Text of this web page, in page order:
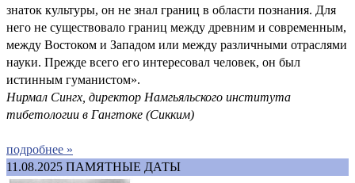
знаток культуры, он не знал границ в области познания. Для
него не существовало границ между древним и современным,
между Востоком и Западом или между различными отраслями
науки. Прежде всего его интересовал человек, он был
истинным гуманистом».
Нирмал Сингх, директор Намгьяльского института
тибетологии в Гангтоке (Сикким)
подробнее »
11.08.2025 ПАМЯТНЫЕ ДАТЫ